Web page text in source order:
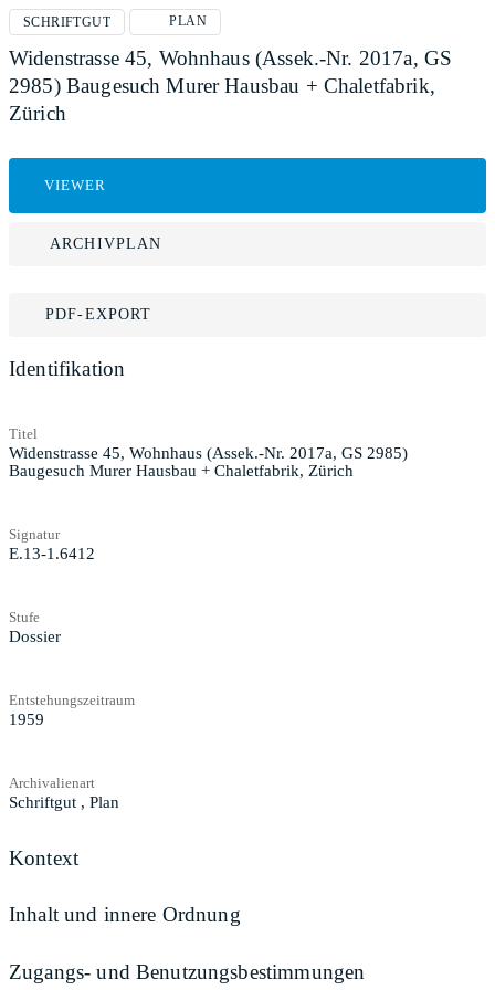
SCHRIFTGUT PLAN
Widenstrasse 45, Wohnhaus (Assek.-Nr. 2017a, GS
2985) Baugesuch Murer Hausbau + Chaletfabrik,
Zürich
VIEWER
ARCHIVPLAN
PDF-EXPORT
Identifikation
Titel
Widenstrasse 45, Wohnhaus (Assek.-Nr. 2017a, GS 2985)
Baugesuch Murer Hausbau + Chaletfabrik, Zürich
Signatur
E.13-1.6412
Stufe
Dossier
Entstehungszeitraum
1959
Archivalienart
Schriftgut , Plan
Kontext
Inhalt und innere Ordnung
Zugangs- und Benutzungsbestimmungen